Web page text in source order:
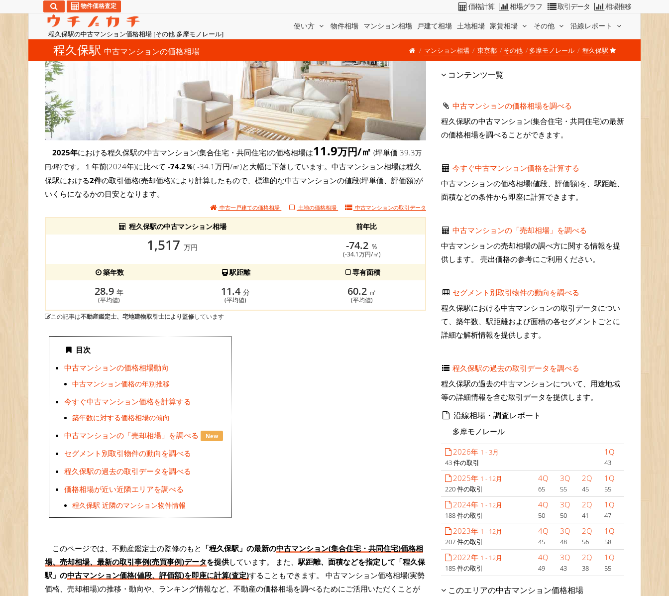
程久保駅の中古マンション価格相場 [その他 多摩モノレール]
使い方 物件相場 マンション相場 戸建て相場 土地相場 家賃相場 その他 沿線レポート
物件価格査定 価格計算 相場グラフ 取引データ 相場推移
程久保駅 中古マンションの価格相場 マンション相場 東京都 その他 多摩モノレール 程久保駅
2025年における程久保駅の中古マンション(集合住宅・共同住宅)の価格相場は11.9万円/㎡ (坪単価 39.3万
円/坪)です。１年前(2024年)に比べて -74.2％( -34.1万円/㎡)と大幅に下落しています。中古マンション相場は程久
保駅における2件の取引価格(売却価格)により計算したもので、標準的な中古マンションの値段(坪単価、評価額)が
いくらになるかの目安となります。
中古一戸建ての価格相場 土地の価格相場 中古マンションの取引データ
程久保駅の中古マンション相場 前年比
1,517 万円 -74.2 ％
(-34.1万円/㎡)
築年数 駅距離 専有面積
28.9 年
(平均値)
11.4 分
(平均値)
60.2 ㎡
(平均値)
この記事は不動産鑑定士、宅地建物取引士により監修しています
目次
中古マンションの価格相場動向
中古マンション価格の年別推移
今すぐ中古マンション価格を計算する
築年数に対する価格相場の傾向
中古マンションの「売却相場」を調べる New
セグメント別取引物件の動向を調べる
程久保駅の過去の取引データを調べる
価格相場が近い近隣エリアを調べる
程久保駅 近隣のマンション物件情報
このページでは、不動産鑑定士の監修のもと 「程久保駅」の最新の中古マンション(集合住宅・共同住宅)価格相
場、売却相場、最新の取引事例(売買事例)データを提供しています。 また、 駅距離、面積などを指定して「程久保
駅」の中古マンション価格(値段、評価額)を即座に計算(査定)することもできます。 中古マンション価格相場(実勢
価格、売却相場)の推移・動向や、ランキング情報など、不動産の価格相場を調べるためにご活用いただくことが
コンテンツ一覧
中古マンションの価格相場を調べる
程久保駅の中古マンション(集合住宅・共同住宅)の最新
の価格相場を調べることができます。
今すぐ中古マンション価格を計算する
中古マンションの価格相場(値段、評価額)を、駅距離、
面積などの条件から即座に計算できます。
中古マンションの「売却相場」を調べる
中古マンションの売却相場の調べ方に関する情報を提
供します。 売出価格の参考にご利用ください。
セグメント別取引物件の動向を調べる
程久保駅における中古マンションの取引データについ
て、築年数、駅距離および面積の各セグメントごとに
詳細な解析情報を提供します。
程久保駅の過去の取引データを調べる
程久保駅の過去の中古マンションについて、用途地域
等の詳細情報を含む取引データを提供します。
沿線相場・調査レポート
多摩モノレール
2026年 1 - 3月
43 件の取引
1Q
43
2025年 1 - 12月
220 件の取引
4Q
65
3Q
55
2Q
45
1Q
55
2024年 1 - 12月
188 件の取引
4Q
50
3Q
50
2Q
41
1Q
47
2023年 1 - 12月
207 件の取引
4Q
45
3Q
48
2Q
56
1Q
58
2022年 1 - 12月
185 件の取引
4Q
49
3Q
43
2Q
38
1Q
55
このエリアの中古マンション価格相場